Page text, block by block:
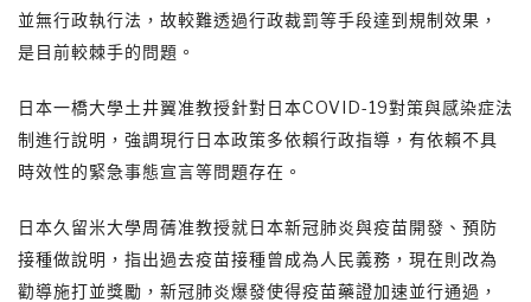
並無行政執行法，故較難透過行政裁罰等手段達到規制效果，
是目前較棘手的問題。
日本一橋大學土井翼准教授針對日本COVID-19對策與感染症法
制進行說明，強調現行日本政策多依賴行政指導，有依賴不具
時效性的緊急事態宣言等問題存在。
日本久留米大學周蒨准教授就日本新冠肺炎與疫苗開發、預防
接種做說明，指出過去疫苗接種曾成為人民義務，現在則改為
勸導施打並獎勵，新冠肺炎爆發使得疫苗藥證加速並行通過，